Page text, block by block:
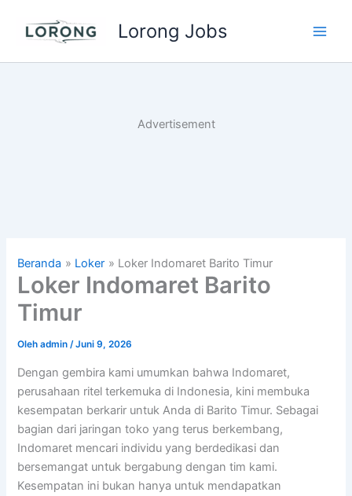
Lorong Jobs
Advertisement
Beranda Loker Loker Indomaret Barito Timur
Loker Indomaret Barito
Timur
Olehadmin/Juni 9, 2026
Dengan gembira kami umumkan bahwa Indomaret,
perusahaan ritel terkemuka di Indonesia, kini membuka
kesempatan berkarir untuk Anda di Barito Timur. Sebagai
bagian dari jaringan toko yang terus berkembang,
Indomaret mencari individu yang berdedikasi dan
bersemangat untuk bergabung dengan tim kami.
Kesempatan ini bukan hanya untuk mendapatkan